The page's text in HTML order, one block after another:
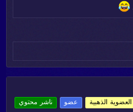
العضوية الذهبية عضو ناشر محتوي